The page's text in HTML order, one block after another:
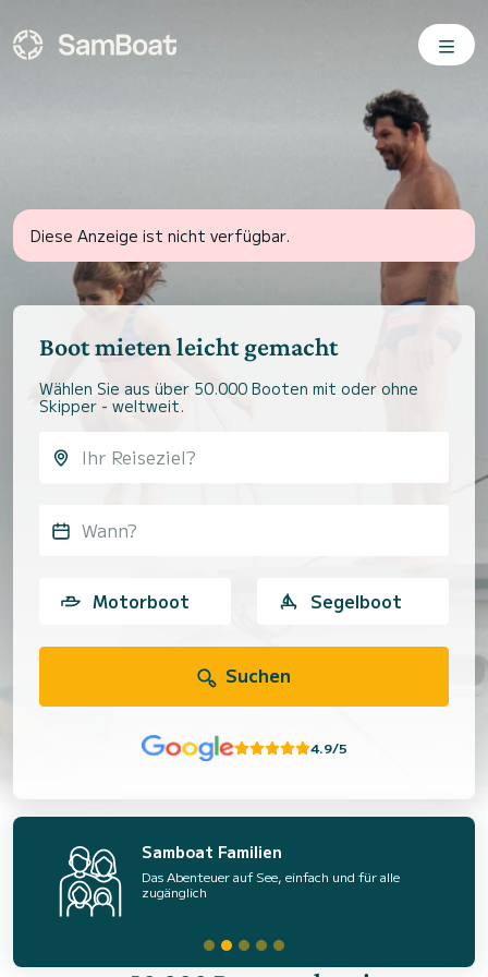
Diese Anzeige ist nicht verfügbar.
Boot mieten leicht gemacht
Wählen Sie aus über 50.000 Booten mit oder ohne
Skipper - weltweit.
Wann?
Motorboot Segelboot
Suchen
4.9/5
Samboat Familien
Das Abenteuer auf See, einfach und für alle
zugänglich